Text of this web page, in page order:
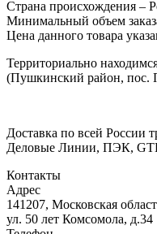
Страна происхождения –
Минимальный объем
Цена данного товара
Территориально
(Пушкинский район, пос.
Доставка по всей России
Деловые Линии, ПЭК,
Контакты
Адрес
141207, Московская
ул. 50 лет Комсомола, д.34